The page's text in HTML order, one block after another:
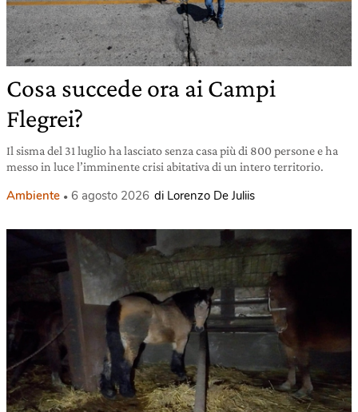
Cosa succede ora ai Campi
Flegrei?
Il sisma del 31 luglio ha lasciato senza casa più di 800 persone e ha
messo in luce l’imminente crisi abitativa di un intero territorio.
Ambiente 6 agosto 2026 di Lorenzo De Juliis